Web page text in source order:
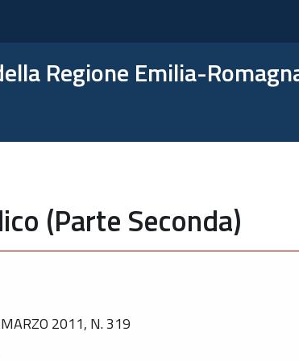
Regione Emilia-
(Parte Seconda)
2011, N. 319